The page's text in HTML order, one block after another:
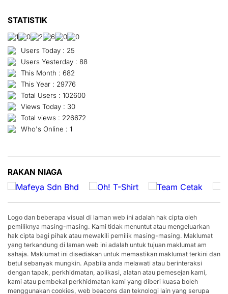
STATISTIK
Users Today : 25
Users Yesterday : 88
This Month : 682
This Year : 29776
Total Users : 102600
Views Today : 30
Total views : 226672
Who's Online : 1
RAKAN NIAGA
Logo dan beberapa visual di laman web ini adalah hak cipta oleh
pemiliknya masing-masing. Kami tidak menuntut atau mengeluarkan
hak cipta bagi pihak atau mewakili pemilik masing-masing. Maklumat
yang terkandung di laman web ini adalah untuk tujuan maklumat am
sahaja. Maklumat ini disediakan untuk memastikan maklumat terkini dan
betul sebanyak mungkin. Apabila anda melawati atau berinteraksi
dengan tapak, perkhidmatan, aplikasi, alatan atau pemesejan kami,
kami atau pembekal perkhidmatan kami yang diberi kuasa boleh
menggunakan cookies, web beacons dan teknologi lain yang serupa